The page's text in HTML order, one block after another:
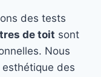
des tests
de toit sont
Nous
esthétique des